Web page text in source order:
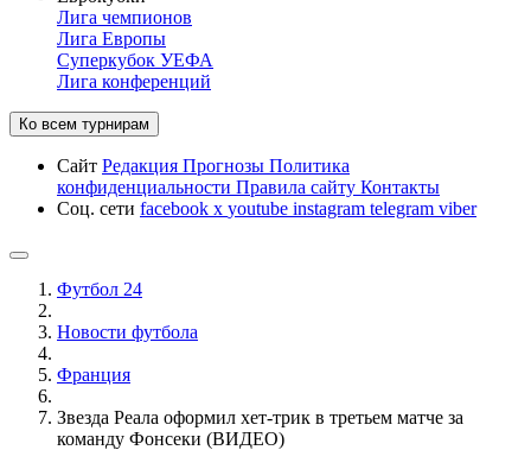
Лига чемпионов
Лига Европы
Суперкубок УЕФА
Лига конференций
Ко всем турнирам
Сайт Редакция Прогнозы Политика
конфиденциальности Правила сайту Контакты
Соц. сети facebook x youtube instagram telegram viber
Футбол 24
Новости футбола
Франция
Звезда Реала оформил хет-трик в третьем матче за
команду Фонсеки (ВИДЕО)